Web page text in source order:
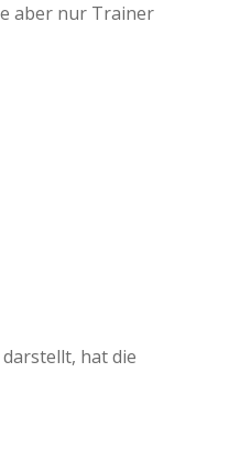
aber nur Trainer
hat die